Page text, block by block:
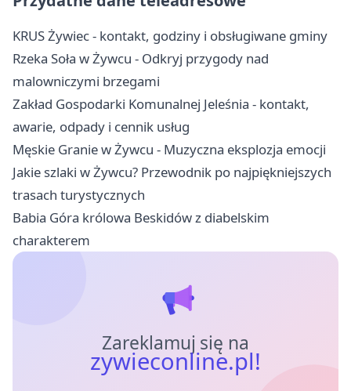
KRUS Żywiec - kontakt, godziny i obsługiwane gminy
Rzeka Soła w Żywcu - Odkryj przygody nad
malowniczymi brzegami
Zakład Gospodarki Komunalnej Jeleśnia - kontakt,
awarie, odpady i cennik usług
Męskie Granie w Żywcu - Muzyczna eksplozja emocji
Jakie szlaki w Żywcu? Przewodnik po najpiękniejszych
trasach turystycznych
Babia Góra królowa Beskidów z diabelskim
charakterem
Zareklamuj się na
zywieconline.pl!